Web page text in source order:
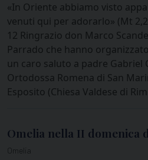
«In Oriente abbiamo visto
venuti qui per adorarlo» (Mt
12 Ringrazio don Marco
Parrado che hanno
un caro saluto a padre Gabriel
Ortodossa Romena di San
Esposito (Chiesa Valdese di
Omelia nella II domenica
Omelia